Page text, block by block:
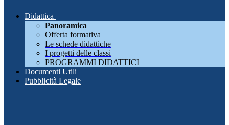
Didattica
Panoramica
Offerta formativa
Le schede didattiche
I progetti delle classi
PROGRAMMI DIDATTICI
Documenti Utili
Pubblicità Legale